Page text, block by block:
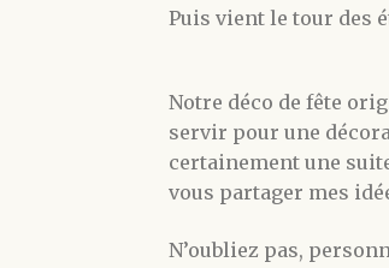
Puis vient le tour des
Notre déco de fête
servir pour une
certainement une
vous partager mes
N’oubliez pas,